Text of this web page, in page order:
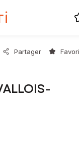
Partager